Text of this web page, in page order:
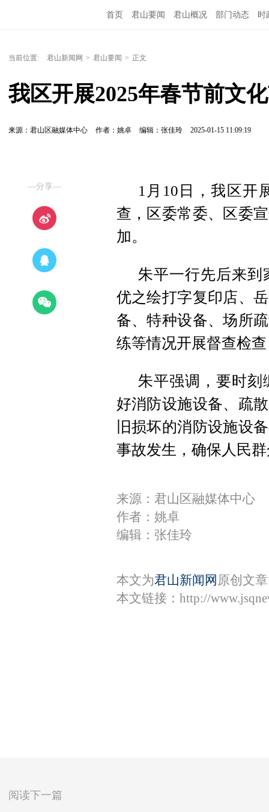
首页 君山要闻 君山概况 部门动态 时
当前位置: 君山新闻网 > 君山要闻 > 正文
我区开展2025年春节前文
来源：君山区融媒体中心 作者：姚卓 编辑：张佳玲 2025-01-15 11:09:19
—分享—
1月10日，我区开
查，区委常委、区委
加。
朱平一行先后来
优之绘打字复印店、
备、特种设备、场所
练等情况开展督查检
朱平强调，要时
好消防设施设备、疏
旧损坏的消防设施设
事故发生，确保人民
来源：君山区融媒体中心
作者：姚卓
编辑：张佳玲
本文为君山新闻网 原创文
本文链接： http://
阅读下一篇